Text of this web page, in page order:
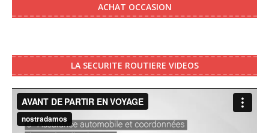
ACHAT OCCASION
LA SECURITE ROUTIERE VIDEOS
Video
Player